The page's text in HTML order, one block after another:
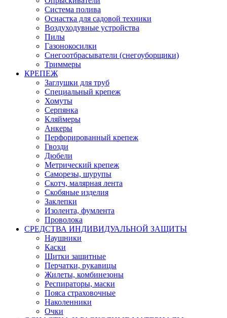
Система полива
Оснастка для садовой техники
Воздуходувные устройства
Пилы
Газонокосилки
Снегоотбрасыватели (снегоуборщики)
Триммеры
КРЕПЕЖ
Заглушки для труб
Специальный крепеж
Хомуты
Серпянка
Кляймеры
Анкеры
Перфорированный крепеж
Гвозди
Дюбели
Метрический крепеж
Саморезы, шурупы
Скотч, малярная лента
Скобяные изделия
Заклепки
Изолента, фумлента
Проволока
СРЕДСТВА ИНДИВИДУАЛЬНОЙ ЗАЩИТЫ
Наушники
Каски
Щитки защитные
Перчатки, рукавицы
Жилеты, комбинезоны
Респираторы, маски
Пояса страховочные
Наколенники
Очки